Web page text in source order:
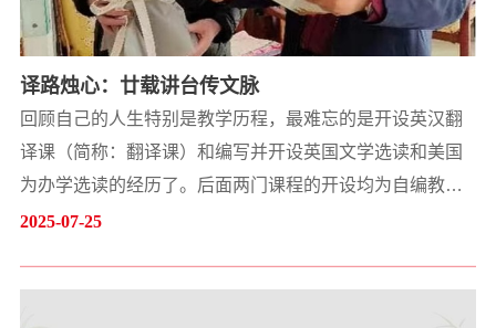
译路烛心：廿载讲台传文脉
回顾自己的人生特别是教学历程，最难忘的是开设英汉翻
译课（简称：翻译课）和编写并开设英国文学选读和美国
为办学选读的经历了。后面两门课程的开设均为自编教
材，若干年后才有了北京外国语大学教研社出版的吴伟仁
2025-07-25